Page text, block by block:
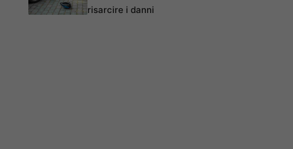
risarcire i danni